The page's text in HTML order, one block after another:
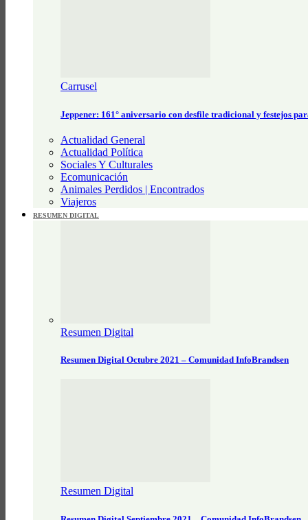
Carrusel
Jeppener: 161° aniversario con desfile tradicional y festejos
Actualidad General
Actualidad Política
Sociales Y Culturales
Ecomunicación
Animales Perdidos | Encontrados
Viajeros
RESUMEN DIGITAL
Resumen Digital
Resumen Digital Octubre 2021 – Comunidad InfoBrandsen
Resumen Digital